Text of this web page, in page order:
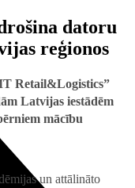
datoru
reģionos
Retail&Logistics”
Latvijas iestādēm
mācību
un attālināto